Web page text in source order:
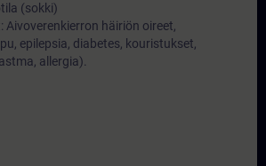
(sokki)
Aivoverenkierron häiriön oireet,
epilepsia, diabetes, kouristukset,
allergia).